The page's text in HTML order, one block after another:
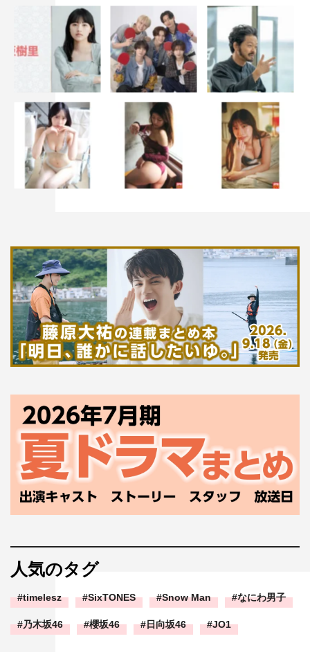
人気のタグ
timelesz SixTONES Snow Man なにわ男子
乃木坂46 櫻坂46 日向坂46 JO1